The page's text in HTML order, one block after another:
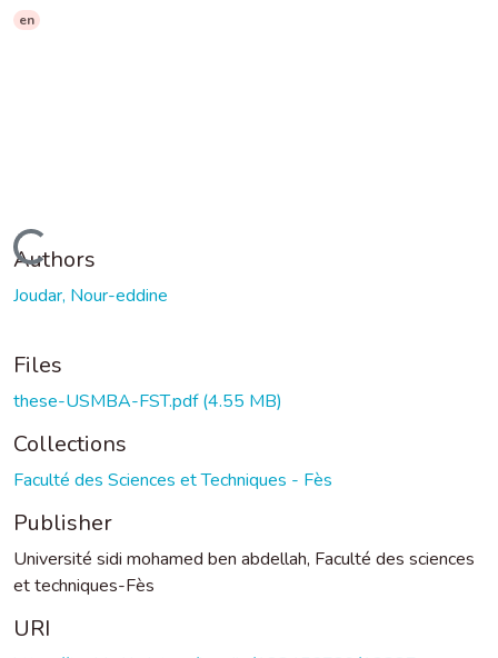
en
Loading...
Authors
Joudar, Nour-eddine
Files
these-USMBA-FST.pdf(4.55 MB)
Collections
Faculté des Sciences et Techniques - Fès
Publisher
Université sidi mohamed ben abdellah, Faculté des sciences
et techniques-Fès
URI